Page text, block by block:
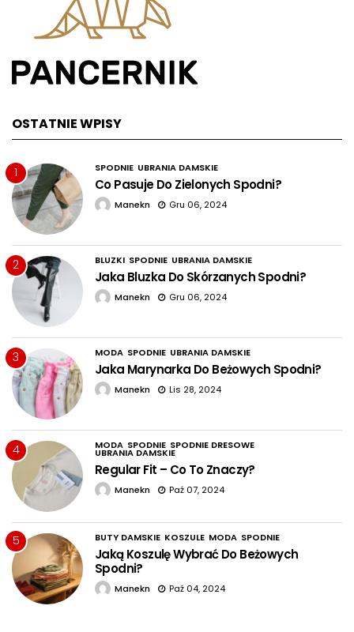
OSTATNIE WPISY
1 SPODNIE UBRANIA DAMSKIE
Co Pasuje Do Zielonych Spodni?
Manekn Gru 06, 2024
2 BLUZKI SPODNIE UBRANIA DAMSKIE
Jaka Bluzka Do Skórzanych Spodni?
Manekn Gru 06, 2024
3 MODA SPODNIE UBRANIA DAMSKIE
Jaka Marynarka Do Beżowych Spodni?
Manekn Lis 28, 2024
4 MODA SPODNIE SPODNIE DRESOWE
UBRANIA DAMSKIE
Regular Fit – Co To Znaczy?
Manekn Paź 07, 2024
5 BUTY DAMSKIE KOSZULE MODA SPODNIE
Jaką Koszulę Wybrać Do Beżowych
Spodni?
Manekn Paź 04, 2024